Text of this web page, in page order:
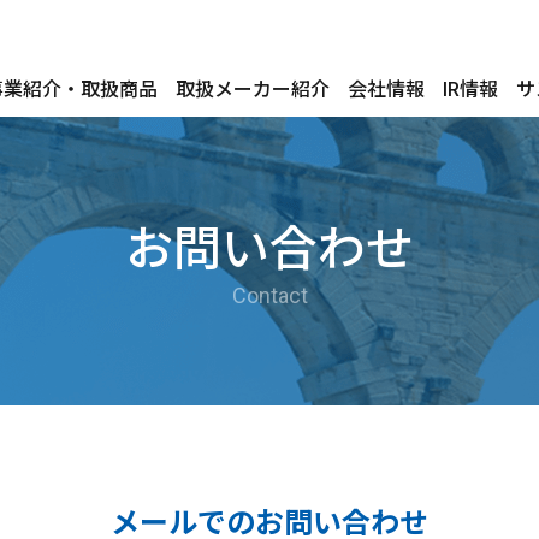
紹介・取扱商品 取扱メーカー紹介 会社情報 IR情報
お問い合わせ
Contact
メールでのお問い合わせ